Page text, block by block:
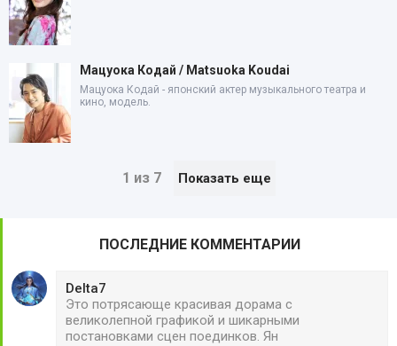
Мацуока Кодай / Matsuoka Koudai
Мацуока Кодай - японский актер музыкального театра и
кино, модель.
1 из 7 Показать еще
ПОСЛЕДНИЕ КОММЕНТАРИИ
Delta7
Это потрясающе красивая дорама с
великолепной графикой и шикарными
постановками сцен поединков. Ян